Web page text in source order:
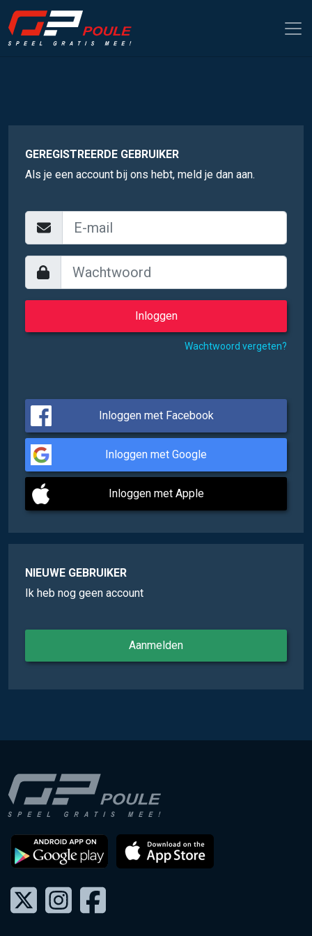
GEREGISTREERDE GEBRUIKER
Als je een account bij ons hebt, meld je dan aan.
Wachtwoord vergeten?
Inloggen met Facebook
Inloggen met Google
Inloggen met Apple
NIEUWE GEBRUIKER
Ik heb nog geen account
Aanmelden